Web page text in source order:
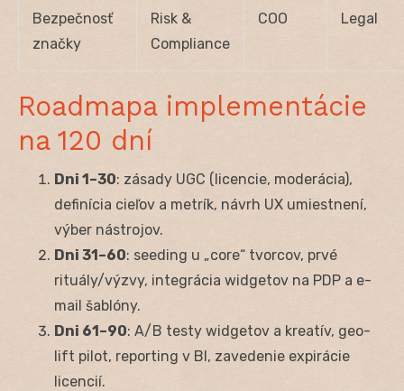
Bezpečnosť
značky
Risk &
Compliance
COO Legal
Roadmapa implementácie
na 120 dní
Dni 1–30: zásady UGC (licencie, moderácia),
definícia cieľov a metrík, návrh UX umiestnení,
výber nástrojov.
Dni 31–60: seeding u „core“ tvorcov, prvé
rituály/výzvy, integrácia widgetov na PDP a e-
mail šablóny.
Dni 61–90: A/B testy widgetov a kreatív, geo-
lift pilot, reporting v BI, zavedenie expirácie
licencií.